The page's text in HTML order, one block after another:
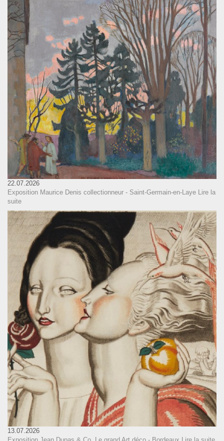
22.07.2026
Exposition Maurice Denis collectionneur - Saint-Germain-en-Laye Lire la
suite
13.07.2026